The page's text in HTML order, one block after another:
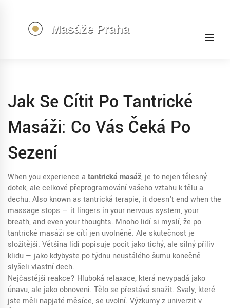
Jak Se Cítit Po Tantrické
Masáži: Co Vás Čeká Po
Sezení
When you experience a tantrická masáž, je to nejen tělesný
dotek, ale celkové přeprogramování vašeho vztahu k tělu a
dechu. Also known as tantrická terapie, it doesn't end when the
massage stops — it lingers in your nervous system, your
breath, and even your thoughts. Mnoho lidí si myslí, že po
tantrické masáži se cítí jen uvolněně. Ale skutečnost je
složitější. Většina lidí popisuje pocit jako tichý, ale silný příliv
klidu — jako kdybyste po týdnu neustálého šumu konečně
slyšeli vlastní dech.
Nejčastější reakce? Hluboká relaxace, která nevypadá jako
únavu, ale jako obnovení. Tělo se přestává snažit. Svaly, které
jste měli napjaté měsíce, se uvolní. Výzkumy z univerzit v